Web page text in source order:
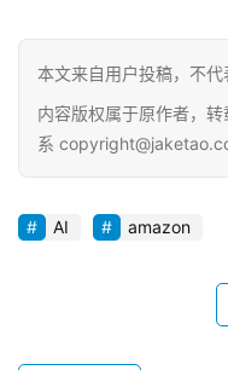
本文来自用户投稿，不代
内容版权属于原作者，
系
AI amazon